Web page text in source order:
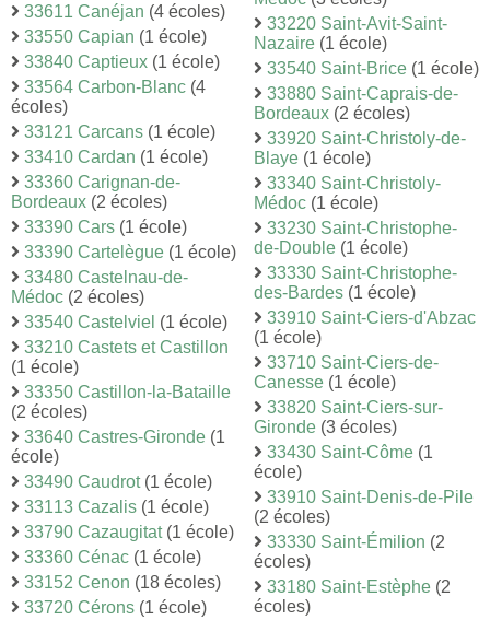
33611 Canéjan (4 écoles)
33550 Capian (1 école)
33840 Captieux (1 école)
33564 Carbon-Blanc (4
écoles)
33121 Carcans (1 école)
33410 Cardan (1 école)
33360 Carignan-de-
Bordeaux (2 écoles)
33390 Cars (1 école)
33390 Cartelègue (1 école)
33480 Castelnau-de-
Médoc (2 écoles)
33540 Castelviel (1 école)
33210 Castets et Castillon
(1 école)
33350 Castillon-la-Bataille
(2 écoles)
33640 Castres-Gironde (1
école)
33490 Caudrot(1 école)
33113 Cazalis (1 école)
33790 Cazaugitat(1 école)
33360 Cénac (1 école)
33152 Cenon (18 écoles)
33720 Cérons (1 école)
33220 Saint-Avit-Saint-
Nazaire (1 école)
33540 Saint-Brice (1 école)
33880 Saint-Caprais-de-
Bordeaux (2 écoles)
33920 Saint-Christoly-de-
Blaye (1 école)
33340 Saint-Christoly-
Médoc (1 école)
33230 Saint-Christophe-
de-Double (1 école)
33330 Saint-Christophe-
des-Bardes (1 école)
33910 Saint-Ciers-d'Abzac
(1 école)
33710 Saint-Ciers-de-
Canesse (1 école)
33820 Saint-Ciers-sur-
Gironde (3 écoles)
33430 Saint-Côme (1
école)
33910 Saint-Denis-de-Pile
(2 écoles)
33330 Saint-Émilion (2
écoles)
33180 Saint-Estèphe (2
écoles)